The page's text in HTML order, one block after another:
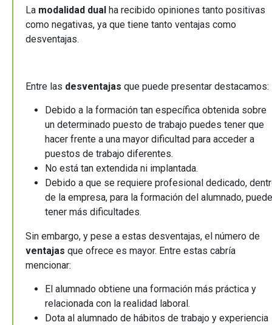
La modalidad dual ha recibido opiniones tanto positivas
como negativas, ya que tiene tanto ventajas como
desventajas.
Entre las desventajas que puede presentar
Debido a la formación tan específica obtenida sobre
un determinado puesto de trabajo puedes tener que
hacer frente a una mayor dificultad para acceder a
puestos de trabajo diferentes.
No está tan extendida ni implantada.
Debido a que se requiere profesional dedicado,
de la empresa, para la formación del alumnado, puede
tener más dificultades.
Sin embargo, y pese a estas desventajas, el número de
ventajas que ofrece es mayor. Entre estas cabría
mencionar:
El alumnado obtiene una formación más práctica y
relacionada con la realidad laboral.
Dota al alumnado de hábitos de trabajo y experiencia